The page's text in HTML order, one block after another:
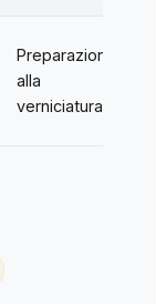
Preparazione
alla
verniciatura